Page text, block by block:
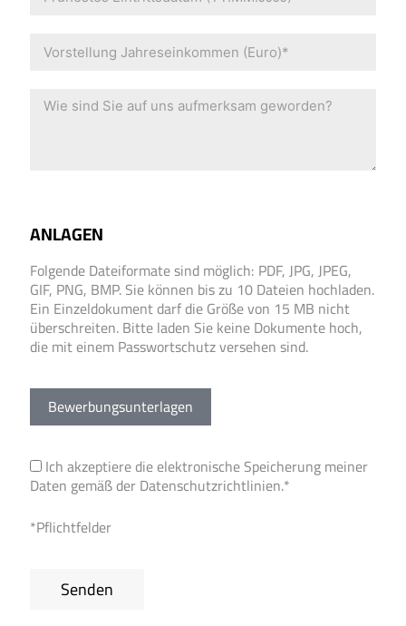
ANLAGEN
Folgende Dateiformate sind möglich: PDF, JPG, JPEG,
GIF, PNG, BMP. Sie können bis zu 10 Dateien hochladen.
Ein Einzeldokument darf die Größe von 15 MB nicht
überschreiten. Bitte laden Sie keine Dokumente hoch,
die mit einem Passwortschutz versehen sind.
Bewerbungsunterlagen
Ich akzeptiere die elektronische Speicherung meiner
Daten gemäß derDatenschutzrichtlinien.*
*Pflichtfelder
Senden